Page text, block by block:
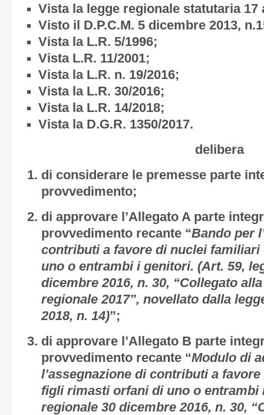
Vista la legge regionale statutaria 17
Visto il D.P.C.M. 5 dicembre 2013,
Vista la L.R. 5/1996;
Vista L.R. 11/2001;
Vista la L.R. n. 19/2016;
Vista la L.R. 30/2016;
Vista la L.R. 14/2018;
Vista la D.G.R. 1350/2017.
delibera
di considerare le premesse parte
provvedimento;
di approvare l’Allegato Aparte
provvedimento recante “Bando per
contributi a favore di nuclei
uno o entrambi i genitori. (Art. 59,
dicembre 2016, n. 30, “Collegato
regionale 2017”, novellato dalla
2018, n. 14)”;
di approvare l’Allegato B parte
provvedimento recante “Modulo di
l’assegnazione di contributi a
figli rimasti orfani di uno o entrambi
regionale 30 dicembre 2016, n. 30,